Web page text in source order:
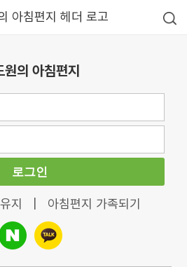
원의 아침편지
로그인
지 아침편지 가족되기